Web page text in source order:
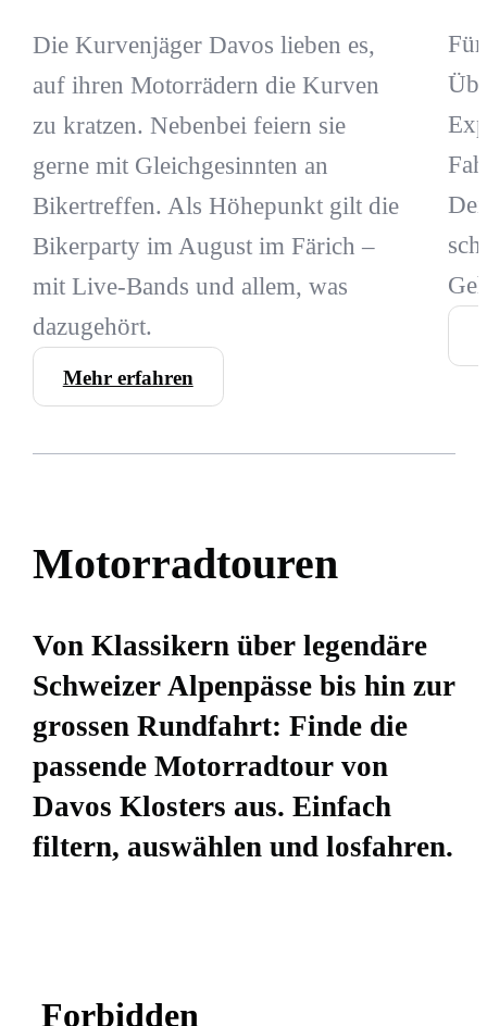
Die Kurvenjäger Davos lieben es,
auf ihren Motorrädern die Kurven
zu kratzen. Nebenbei feiern sie
gerne mit Gleichgesinnten an
Bikertreffen. Als Höhepunkt gilt die
Bikerparty im August im Färich –
mit Live-Bands und allem, was
dazugehört.
Mehr erfahren
Motorradtouren
Von Klassikern über legendäre
Schweizer Alpenpässe bis hin zur
grossen Rundfahrt: Finde die
passende Motorradtour von
Davos Klosters aus. Einfach
filtern, auswählen und losfahren.